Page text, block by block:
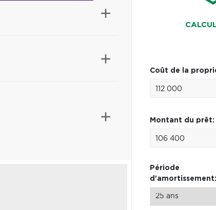
Coût de la
Montant du prêt:
Période
d'amortissement: